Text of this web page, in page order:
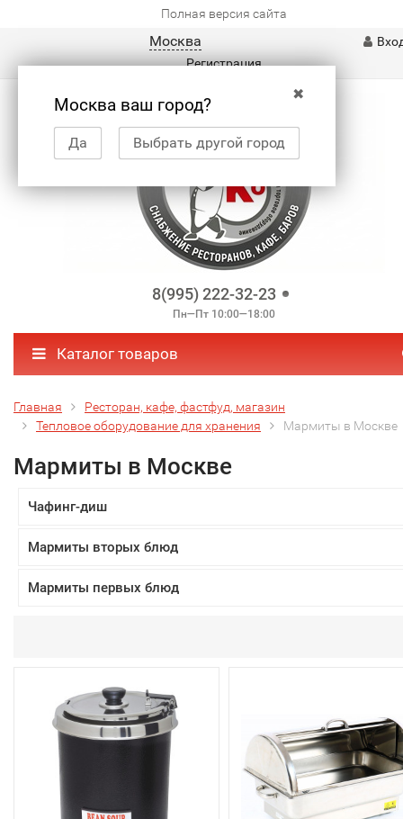
Полная версия сайта
Москва
✖
Москва ваш город?
Да Выбрать другой город
Регистрация
8(995) 222-32-23
Пн—Пт 10:00—18:00
Каталог товаров
Главная
Ресторан, кафе, фастфуд, магазин
Тепловое оборудование для хранения
Мармиты в Москве
Мармиты в Москве
Чафинг-диш
Мармиты вторых блюд
Мармиты первых блюд